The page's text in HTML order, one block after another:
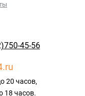
45-56
20 часов,
18 часов.